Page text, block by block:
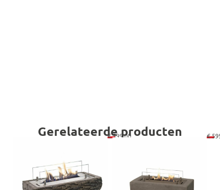
Gerelateerde producten
€599,00 €